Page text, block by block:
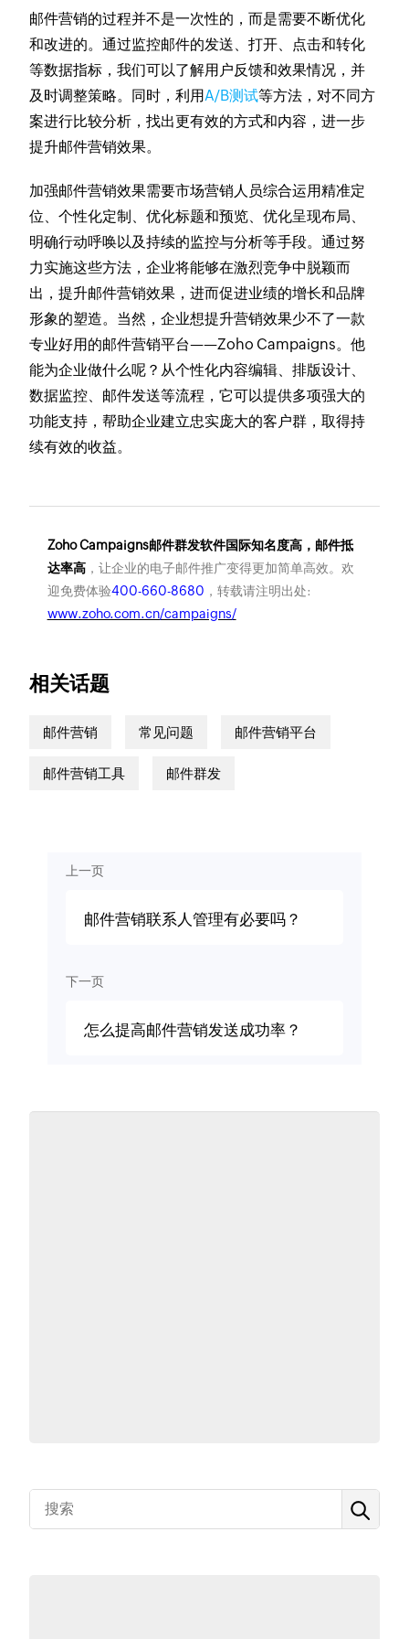
邮件营销的过程并不是一次性的，而是需要不断优化
和改进的。通过监控邮件的发送、打开、点击和转化
等数据指标，我们可以了解用户反馈和效果情况，并
及时调整策略。同时，利用A/B测试等方法，对不同方
案进行比较分析，找出更有效的方式和内容，进一步
提升邮件营销效果。
加强邮件营销效果需要市场营销人员综合运用精准定
位、个性化定制、优化标题和预览、优化呈现布局、
明确行动呼唤以及持续的监控与分析等手段。通过努
力实施这些方法，企业将能够在激烈竞争中脱颖而
出，提升邮件营销效果，进而促进业绩的增长和品牌
形象的塑造。当然，企业想提升营销效果少不了一款
专业好用的邮件营销平台——Zoho Campaigns。他
能为企业做什么呢？从个性化内容编辑、排版设计、
数据监控、邮件发送等流程，它可以提供多项强大的
功能支持，帮助企业建立忠实庞大的客户群，取得持
续有效的收益。
Zoho Campaigns邮件群发软件国际知名度高，邮件抵
达率高，让企业的电子邮件推广变得更加简单高效。欢
迎免费体验400-660-8680 ，转载请注明出处:
www.zoho.com.cn/campaigns/
相关话题
邮件营销 常见问题 邮件营销平台
邮件营销工具 邮件群发
上一页
邮件营销联系人管理有必要吗？
下一页
怎么提高邮件营销发送成功率？